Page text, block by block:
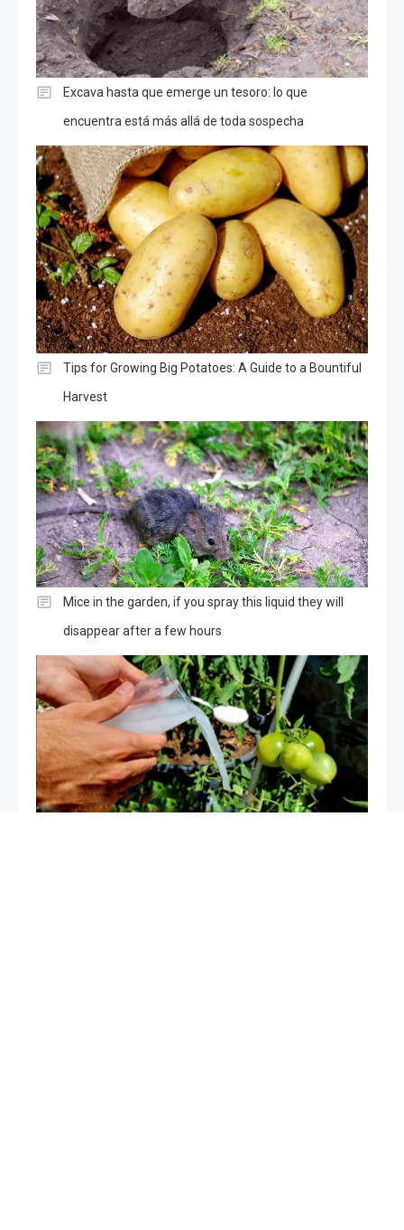
Excava hasta que emerge un tesoro: lo que
encuentra está más allá de toda sospecha
Tips for Growing Big Potatoes: A Guide to a Bountiful
Harvest
Mice in the garden, if you spray this liquid they will
disappear after a few hours